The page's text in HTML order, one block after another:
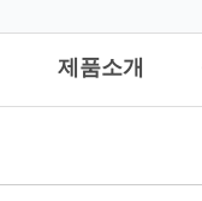
제품소개